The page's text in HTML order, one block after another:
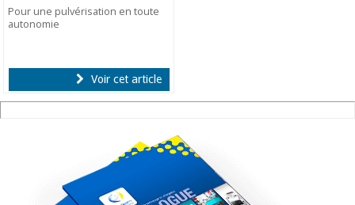
Pour une pulvérisation en toute
autonomie
Voir cet article